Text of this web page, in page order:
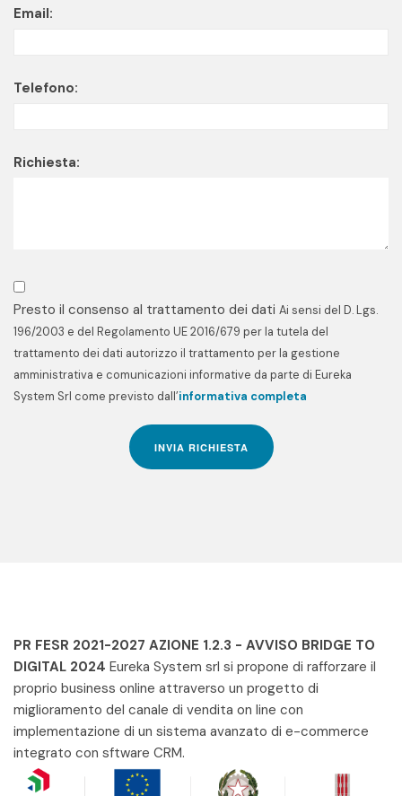
Email:
Telefono:
Richiesta:
Presto il consenso al trattamento dei dati Ai sensi del D. Lgs.
196/2003 e del Regolamento UE 2016/679 per la tutela del
trattamento dei dati autorizzo il trattamento per la gestione
amministrativa e comunicazioni informative da parte di Eureka
System Srl come previsto dall’informativa completa
INVIA RICHIESTA
PR FESR 2021-2027 AZIONE 1.2.3 - AVVISO BRIDGE TO
DIGITAL 2024 Eureka System srl si propone di rafforzare il
proprio business online attraverso un progetto di
miglioramento del canale di vendita on line con
implementazione di un sistema avanzato di e-commerce
integrato con sftware CRM.